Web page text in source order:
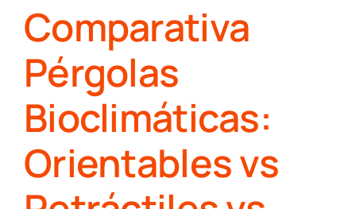
Comparativa
Pérgolas
Bioclimáticas:
Orientables vs